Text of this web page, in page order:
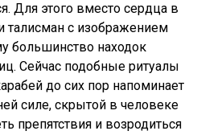
Для этого вместо сердца в
с изображением
большинство находок
Сейчас подобные ритуалы
до сих пор напоминает
силе, скрытой в человеке
препятствия и возродиться